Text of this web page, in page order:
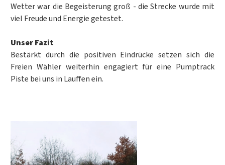
Wetter war die Begeisterung groß - die Strecke wurde mit
viel Freude und Energie getestet.
Unser Fazit
Bestärkt durch die positiven Eindrücke setzen sich die
Freien Wähler weiterhin engagiert für eine Pumptrack
Piste bei uns in Lauffen ein.